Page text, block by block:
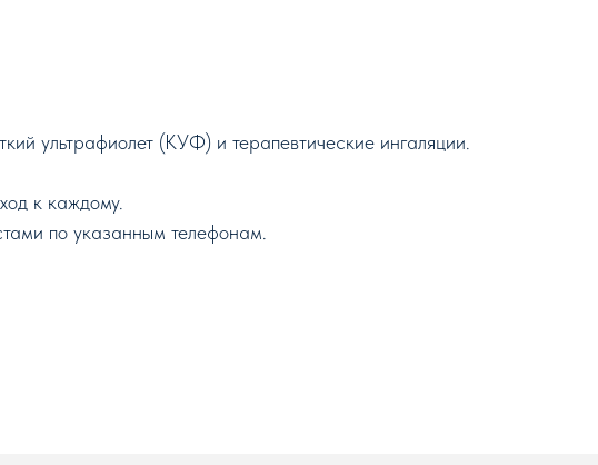
ультрафиолет (КУФ) и терапевтические ингаляции.
к каждому.
по указанным телефонам.